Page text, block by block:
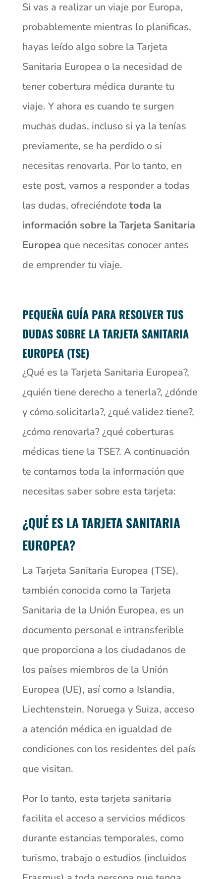
Si vas a realizar un viaje por Europa,
probablemente mientras lo planificas,
hayas leído algo sobre la Tarjeta
Sanitaria Europea o la necesidad de
tener cobertura médica durante tu
viaje. Y ahora es cuando te surgen
muchas dudas, incluso si ya la tenías
previamente, se ha perdido o si
necesitas renovarla. Por lo tanto, en
este post, vamos a responder a todas
las dudas, ofreciéndote toda la
información sobre la Tarjeta Sanitaria
Europea que necesitas conocer antes
de emprender tu viaje.
PEQUEÑA GUÍA PARA RESOLVER TUS
DUDAS SOBRE LA TARJETA SANITARIA
EUROPEA (TSE)
¿Qué es la Tarjeta Sanitaria Europea?,
¿quién tiene derecho a tenerla?, ¿dónde
y cómo solicitarla?, ¿qué validez tiene?,
¿cómo renovarla? ¿qué coberturas
médicas tiene la TSE?. A continuación
te contamos toda la información que
necesitas saber sobre esta tarjeta:
¿QUÉ ES LA TARJETA SANITARIA
EUROPEA?
La Tarjeta Sanitaria Europea (TSE),
también conocida como la Tarjeta
Sanitaria de la Unión Europea, es un
documento personal e intransferible
que proporciona a los ciudadanos de
los países miembros de la Unión
Europea (UE), así como a Islandia,
Liechtenstein, Noruega y Suiza, acceso
a atención médica en igualdad de
condiciones con los residentes del país
que visitan.
Por lo tanto, esta tarjeta sanitaria
facilita el acceso a servicios médicos
durante estancias temporales, como
turismo, trabajo o estudios (incluidos